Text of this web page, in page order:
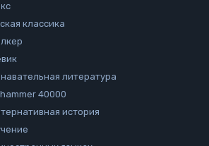
классика
литература
40000
история